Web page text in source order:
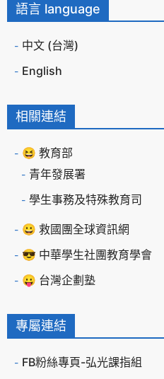
語言 language
中文 (台灣)
English
相關連結
😆 教育部
青年發展署
學生事務及特殊教育司
😀 救國團全球資訊網
😎 中華學生社團教育學會
😛 台灣企劃塾
專屬連結
FB粉絲專頁-弘光課指組